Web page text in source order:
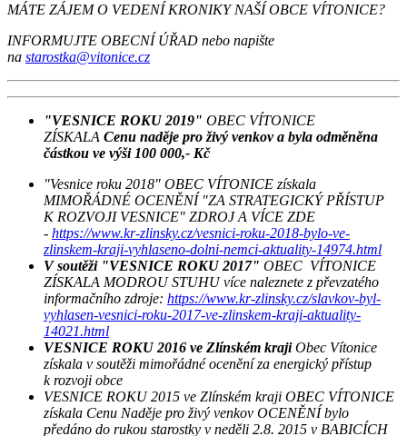
MÁTE ZÁJEM O VEDENÍ KRONIKY NAŠÍ OBCE VÍTONICE?
INFORMUJTE OBECNÍ ÚŘAD nebo napište
na starostka@vitonice.cz
"VESNICE ROKU 2019" OBEC VÍTONICE
ZÍSKALA Cenu naděje pro živý venkov a byla odměněna
částkou ve výši 100 000,- Kč
"Vesnice roku 2018" OBEC VÍTONICE získala
MIMOŘÁDNÉ OCENĚNÍ "ZA STRATEGICKÝ PŘÍSTUP
K ROZVOJI VESNICE" ZDROJ A VÍCE ZDE
- https://www.kr-zlinsky.cz/vesnici-roku-2018-bylo-ve-
zlinskem-kraji-vyhlaseno-dolni-nemci-aktuality-14974.html
V soutěži "VESNICE ROKU 2017" OBEC VÍTONICE
ZÍSKALA MODROU STUHU více naleznete z převzatého
informačního zdroje: https://www.kr-zlinsky.cz/slavkov-byl-
vyhlasen-vesnici-roku-2017-ve-zlinskem-kraji-aktuality-
14021.html
VESNICE ROKU 2016 ve Zlínském krajiObec Vítonice
získala v soutěži mimořádné ocenění za energický přístup
k rozvoji obce
VESNICE ROKU 2015 ve Zlínském kraji OBEC VÍTONICE
získala Cenu Naděje pro živý venkov OCENĚNÍ bylo
předáno do rukou starostky v neděli 2.8. 2015 v BABICÍCH